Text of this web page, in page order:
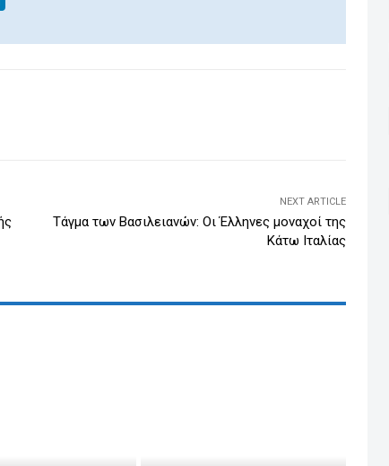
k
NEXT ARTICLE
Τάγμα των Βασιλειανών: Οι Έλληνες μοναχοί της
Κάτω Ιταλίας